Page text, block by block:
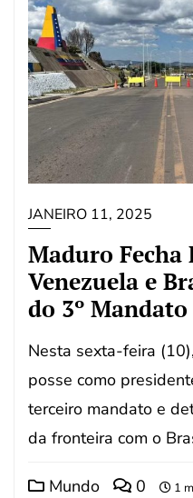
JANEIRO 11, 2025
Maduro
Venezuela e
do 3º Mandato
Nesta sexta-feira
posse como
terceiro mandato e
da fronteira com o
Mundo 0 1